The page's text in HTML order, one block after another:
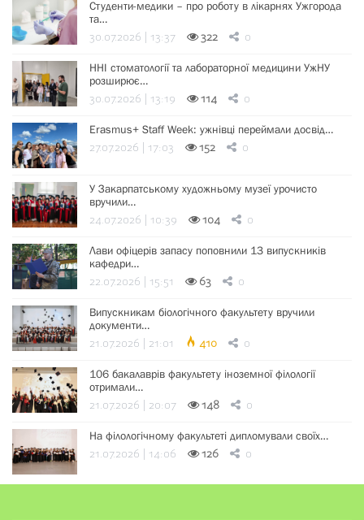
Студенти-медики – про роботу в лікарнях Ужгорода
та…
30.07.2026 | 13:37 322 0
ННІ стоматології та лабораторної медицини УжНУ
розширює…
30.07.2026 | 13:19 114 0
Erasmus+ Staff Week: ужнівці переймали досвід…
27.07.2026 | 17:03 152 0
У Закарпатському художньому музеї урочисто
вручили…
24.07.2026 | 10:39 104 0
Лави офіцерів запасу поповнили 13 випускників
кафедри…
22.07.2026 | 15:51 63 0
Випускникам біологічного факультету вручили
документи…
21.07.2026 | 21:01 410 0
106 бакалаврів факультету іноземної філології
отримали…
21.07.2026 | 20:07 148 0
На філологічному факультеті дипломували своїх…
21.07.2026 | 14:06 126 0